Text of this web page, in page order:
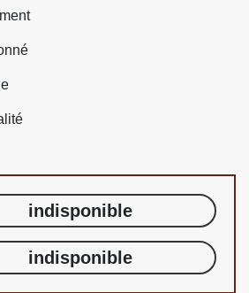
indisponible
indisponible